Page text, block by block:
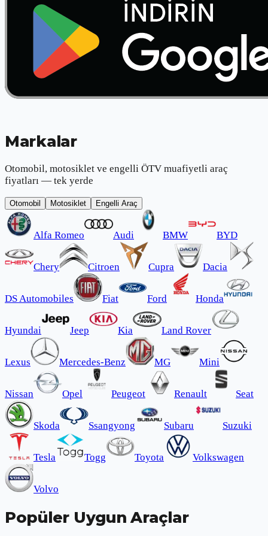
Markalar
Otomobil, motosiklet ve engelli ÖTV muafiyetli araç
fiyatları — tek yerde
Otomobil Motosiklet Engelli Araç
Alfa Romeo Audi BMW BYD
Chery Citroen Cupra Dacia
DS Automobiles Fiat Ford Honda
Hyundai Jeep Kia Land Rover
Lexus Mercedes-Benz MG Mini
Nissan Opel Peugeot Renault Seat
Skoda Ssangyong Subaru Suzuki
Tesla Togg Toyota Volkswagen
Volvo
Popüler Uygun Araçlar